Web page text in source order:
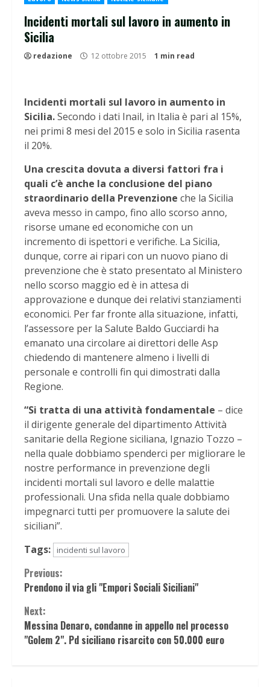
Incidenti mortali sul lavoro in aumento in
Sicilia
redazione 12 ottobre 2015 1 min read
Incidenti mortali sul lavoro in aumento in
Sicilia.Secondo i dati Inail, in Italia è pari al 15%,
nei primi 8 mesi del 2015 e solo in Sicilia rasenta
il 20%.
Una crescita dovuta a diversi fattori fra i
quali c’è anche la conclusione del piano
straordinario della Prevenzione che la Sicilia
aveva messo in campo, fino allo scorso anno,
risorse umane ed economiche con un
incremento di ispettori e verifiche. La Sicilia,
dunque, corre ai ripari con un nuovo piano di
prevenzione che è stato presentato al Ministero
nello scorso maggio ed è in attesa di
approvazione e dunque dei relativi stanziamenti
economici. Per far fronte alla situazione, infatti,
l’assessore per la Salute Baldo Gucciardi ha
emanato una circolare ai direttori delle Asp
chiedendo di mantenere almeno i livelli di
personale e controlli fin qui dimostrati dalla
Regione.
“Si tratta di una attività fondamentale – dice
il dirigente generale del dipartimento Attività
sanitarie della Regione siciliana, Ignazio Tozzo –
nella quale dobbiamo spenderci per migliorare le
nostre performance in prevenzione degli
incidenti mortali sul lavoro e delle malattie
professionali. Una sfida nella quale dobbiamo
impegnarci tutti per promuovere la salute dei
siciliani”.
Tags:
incidenti sul lavoro
Continue
Reading
Previous:
Prendono il via gli "Empori Sociali Siciliani"
Next:
Messina Denaro, condanne in appello nel processo
"Golem 2". Pd siciliano risarcito con 50.000 euro